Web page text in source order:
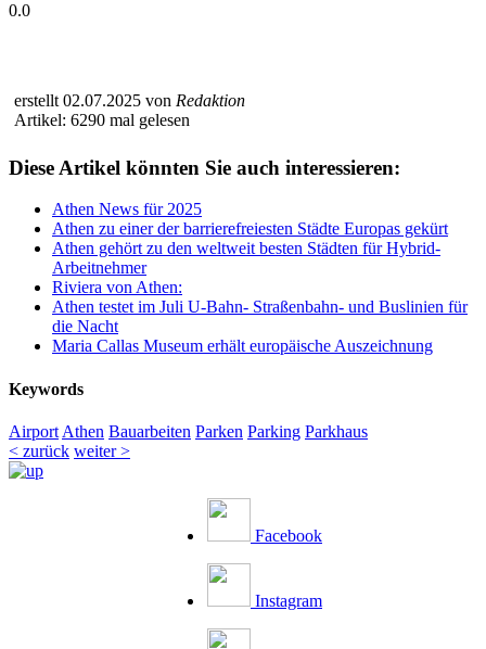
0.0
erstellt 02.07.2025 von Redaktion
Artikel: 6290 mal gelesen
Diese Artikel könnten Sie auch interessieren:
Athen News für 2025
Athen zu einer der barrierefreiesten Städte Europas gekürt
Athen gehört zu den weltweit besten Städten für Hybrid-
Arbeitnehmer
Riviera von Athen:
Athen testet im Juli U-Bahn- Straßenbahn- und Buslinien für
die Nacht
Maria Callas Museum erhält europäische Auszeichnung
Keywords
Airport Athen Bauarbeiten Parken Parking Parkhaus
< zurück weiter >
Facebook
Instagram